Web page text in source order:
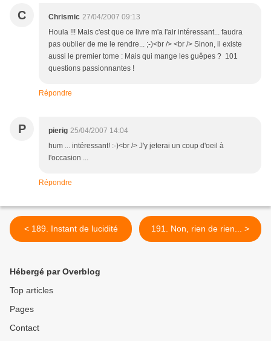
C Chrismic 27/04/2007 09:13
Houla !!! Mais c'est que ce livre m'a l'air intéressant... faudra
pas oublier de me le rendre... ;-)<br /> <br /> Sinon, il existe
aussi le premier tome : Mais qui mange les guêpes ? 101
questions passionnantes !
Répondre
P pierig 25/04/2007 14:04
hum ... intéressant! :-)<br /> J'y jeterai un coup d'oeil à
l'occasion ...
Répondre
< 189. Instant de lucidité 191. Non, rien de rien... >
Hébergé par Overblog
Top articles
Pages
Contact